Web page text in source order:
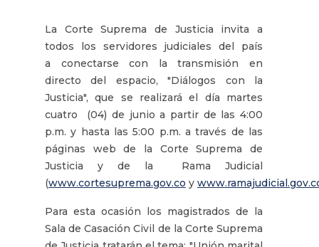
La Corte Suprema de Justicia invita a
todos los servidores judiciales del país
a conectarse con la transmisión en
directo del espacio, "Diálogos con la
Justicia", que se realizará el día martes
cuatro (04) de junio a partir de las 4:00
p.m. y hasta las 5:00 p.m. a través de las
páginas web de la Corte Suprema de
Justicia y de la Rama Judicial
(www.cortesuprema.gov.co y
Para esta ocasión los magistrados de la
Sala de Casación Civil de la Corte Suprema